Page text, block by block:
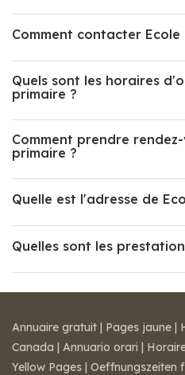
Comment contacter Ecole
Quels sont les horaires
primaire ?
Comment prendre
primaire ?
Quelle est l'adresse de
Quelles sont les
Annuaire gratuit | Pages jaune |
Canada | Annuario orari |
Yellow Pages | Oeffnungszeiten